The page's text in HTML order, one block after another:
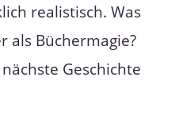
realistisch. Was
als Büchermagie?
Geschichte